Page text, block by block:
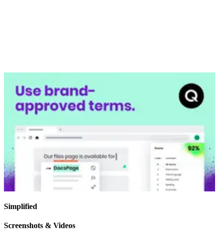
Simplified
Screenshots & Videos